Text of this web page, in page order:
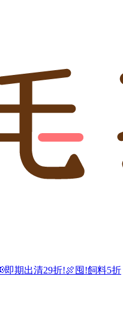
即期出清29折!🍖囤!飼料5折